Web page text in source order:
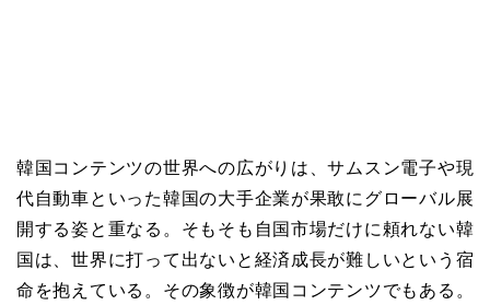
韓国コンテンツの世界への広がりは、サムスン電子や現
代自動車といった韓国の大手企業が果敢にグローバル展
開する姿と重なる。そもそも自国市場だけに頼れない韓
国は、世界に打って出ないと経済成長が難しいという宿
命を抱えている。その象徴が韓国コンテンツでもある。